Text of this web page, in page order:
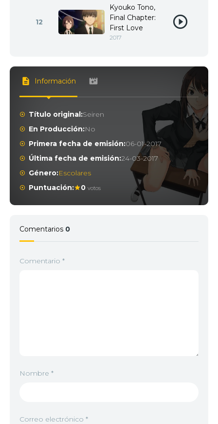
12
Kyouko Tono,
Final Chapter:
First Love
2017
Información
Título original:Seiren
En Producción:No
Primera fecha de emisión:06-01-2017
Última fecha de emisión:24-03-2017
Género:Escolares
Puntuación:
0 votos
Comentarios 0
Comentario *
Nombre *
Correo electrónico *